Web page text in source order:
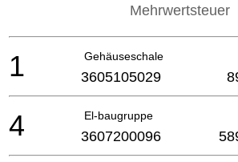
Mehrwertsteuer
Gehäuseschale
1 3605105029
El-baugruppe
4 3607200096